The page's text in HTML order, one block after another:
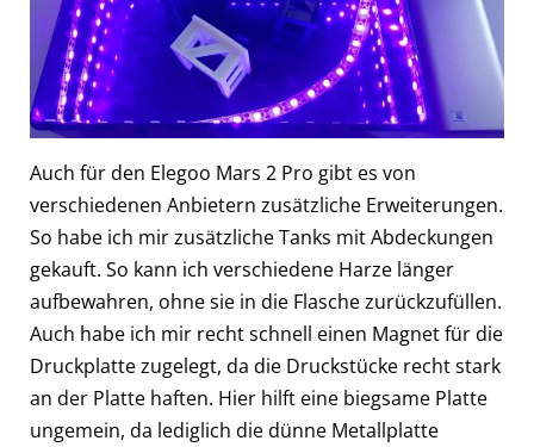
Auch für den Elegoo Mars 2 Pro gibt es von
verschiedenen Anbietern zusätzliche Erweiterungen.
So habe ich mir zusätzliche Tanks mit Abdeckungen
gekauft. So kann ich verschiedene Harze länger
aufbewahren, ohne sie in die Flasche zurückzufüllen.
Auch habe ich mir recht schnell einen Magnet für die
Druckplatte zugelegt, da die Druckstücke recht stark
an der Platte haften. Hier hilft eine biegsame Platte
ungemein, da lediglich die dünne Metallplatte